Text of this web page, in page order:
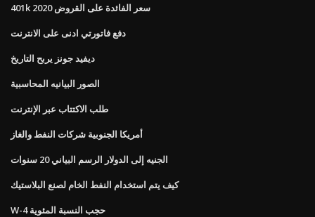
401k سعر الفائدة على القروض 2020
دفع فاتورتي ادنى على الانترنت
ديفيد جونز يربح التاريخ
الصور البيانيه المحاسبية
طلب الاكتتاب عبر الإنترنت
أمريكا الجنوبية شركات النفط والغاز
الجنيه إلى الدولار الرسم البياني 20 سنوات
كيف يتم استخدام النفط الخام لصنع البلاستيك
W-4 حجب النسبة المئوية